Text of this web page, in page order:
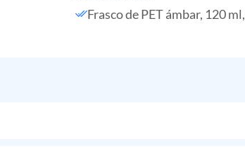
Frasco de PET ámbar, 120 ml,